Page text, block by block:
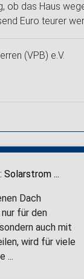
ob das Haus
Euro teurer
(VPB) e.V.
Solarstrom ...
Dach
für den
auch mit
wird für viele
...